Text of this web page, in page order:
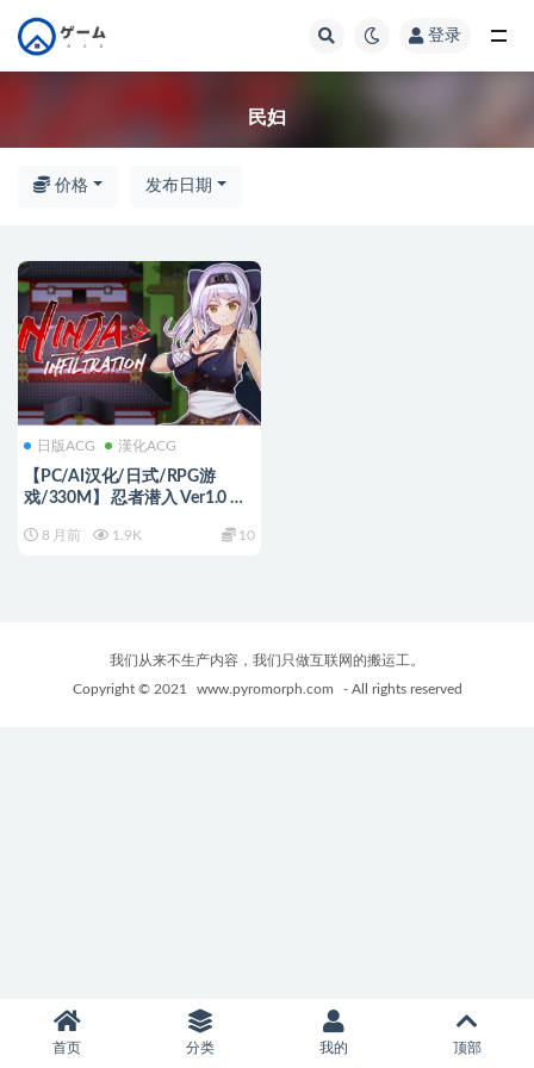
登录
民妇
价格 发布日期
日版ACG 漢化ACG
【PC/AI汉化/日式/RPG游
戏/330M】 忍者潜入 Ver1.0 内
+330M
8 月前 1.9K 10
我们从来不生产内容，我们只做互联网的搬运工。
Copyright © 2021
www.pyromorph.com - All rights reserved
首页 分类 我的 顶部